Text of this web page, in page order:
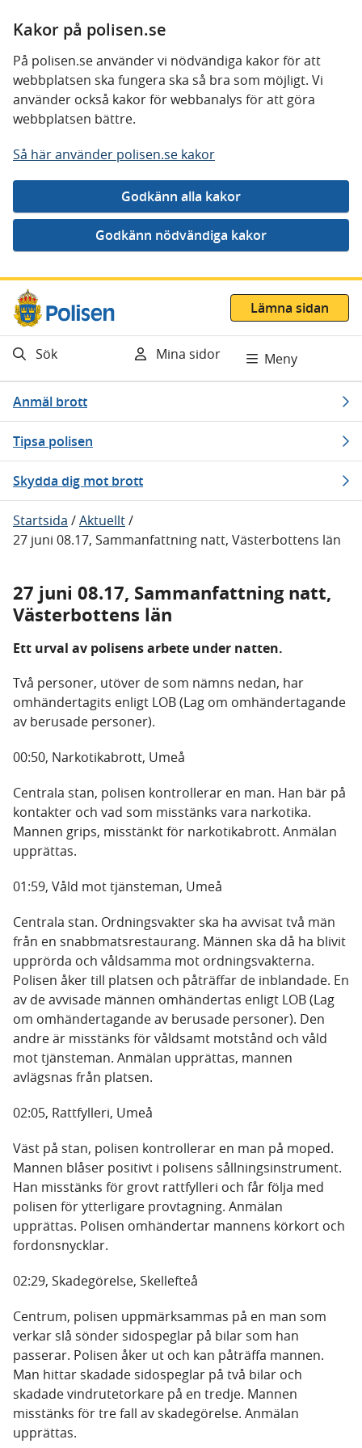
Kakor på polisen.se
På polisen.se använder vi nödvändiga kakor för att
webbplatsen ska fungera ska så bra som möjligt. Vi
använder också kakor för webbanalys för att göra
webbplatsen bättre.
Så här använder polisen.se kakor
Gå direkt till innehåll
Lämna sidan
Sök Mina sidor Meny
Anmäl brott
Tipsa polisen
Skydda dig mot brott
Startsida /Aktuellt/
27 juni 08.17, Sammanfattning natt, Västerbottens län
27 juni 08.17, Sammanfattning natt,
Västerbottens län
Ett urval av polisens arbete under natten.
Två personer, utöver de som nämns nedan, har
omhändertagits enligt LOB (Lag om omhändertagande
av berusade personer).
00:50, Narkotikabrott, Umeå
Centrala stan, polisen kontrollerar en man. Han bär på
kontakter och vad som misstänks vara narkotika.
Mannen grips, misstänkt för narkotikabrott. Anmälan
upprättas.
01:59, Våld mot tjänsteman, Umeå
Centrala stan. Ordningsvakter ska ha avvisat två män
från en snabbmatsrestaurang. Männen ska då ha blivit
upprörda och våldsamma mot ordningsvakterna.
Polisen åker till platsen och påträffar de inblandade. En
av de avvisade männen omhändertas enligt LOB (Lag
om omhändertagande av berusade personer). Den
andre är misstänks för våldsamt motstånd och våld
mot tjänsteman. Anmälan upprättas, mannen
avlägsnas från platsen.
02:05, Rattfylleri, Umeå
Väst på stan, polisen kontrollerar en man på moped.
Mannen blåser positivt i polisens sållningsinstrument.
Han misstänks för grovt rattfylleri och får följa med
polisen för ytterligare provtagning. Anmälan
upprättas. Polisen omhändertar mannens körkort och
fordonsnycklar.
02:29, Skadegörelse, Skellefteå
Centrum, polisen uppmärksammas på en man som
verkar slå sönder sidospeglar på bilar som han
passerar. Polisen åker ut och kan påträffa mannen.
Man hittar skadade sidospeglar på två bilar och
skadade vindrutetorkare på en tredje. Mannen
misstänks för tre fall av skadegörelse. Anmälan
upprättas.